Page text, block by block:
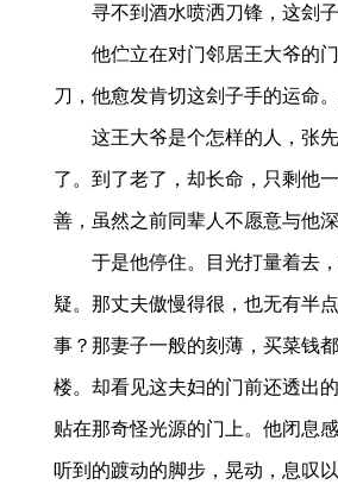
寻不到酒水喷洒刀锋，这刽子
他伫立在对门邻居王大爷的
刀，他愈发肯切这刽子手的运命
这王大爷是个怎样的人，张
了。到了老了，却长命，只剩他
善，虽然之前同辈人不愿意与他
于是他停住。目光打量着去
疑。那丈夫傲慢得很，也无有半
事？那妻子一般的刻薄，买菜钱
楼。却看见这夫妇的门前还透出
贴在那奇怪光源的门上。他闭息
听到的踱动的脚步，晃动，息